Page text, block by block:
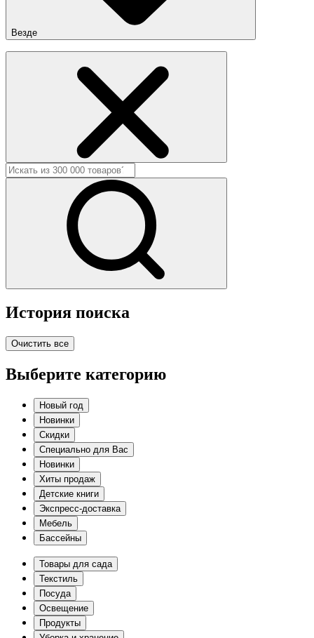
Везде
История поиска
Очистить все
Выберите категорию
Новый год
Новинки
Скидки
Специально для Вас
Новинки
Хиты продаж
Детские книги
Экспресс-доставка
Мебель
Бассейны
Товары для сада
Текстиль
Посуда
Освещение
Продукты